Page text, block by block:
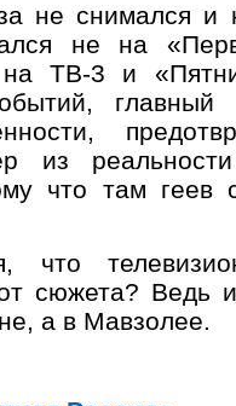
не снимался и
не на
ТВ-3 и
главный
из реальности
что там геев
что
сюжета? Ведь
а в Мавзолее.